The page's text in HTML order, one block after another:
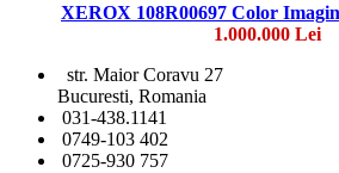
XEROX 108R00697 Color
1.000.000 Lei
str. Maior Coravu 27
Bucuresti, Romania
031-438.1141
0749-103 402
0725-930 757